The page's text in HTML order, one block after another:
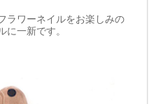
ラワーネイルをお楽しみの
に一新です。